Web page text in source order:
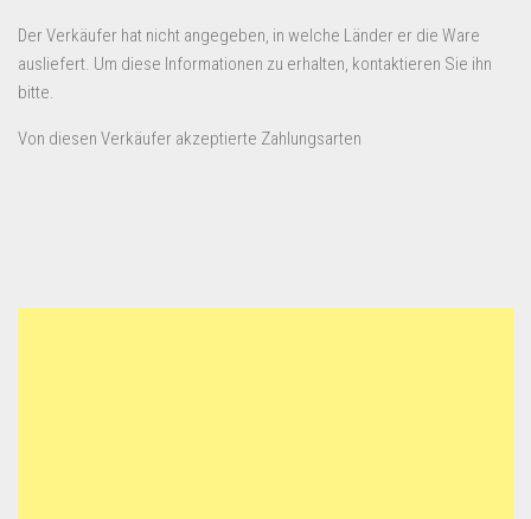
Der Verkäufer hat nicht angegeben, in welche Länder er die Ware
ausliefert. Um diese Informationen zu erhalten, kontaktieren Sie ihn
bitte.
Von diesen Verkäufer akzeptierte Zahlungsarten